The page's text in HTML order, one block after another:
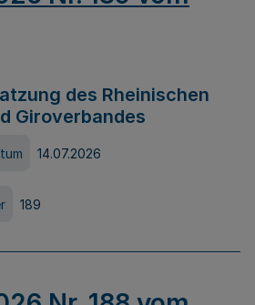
des Rheinischen
Giroverbandes
14.07.2026
189